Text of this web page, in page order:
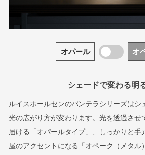
オパール オ
シェードで変わる明
ルイスポールセンのパンテラシリーズはシ
光の広がり方が変わります。光を透過させ
届ける「オパールタイプ」、しっかりと手
屋のアクセントになる「オペーク（メタル